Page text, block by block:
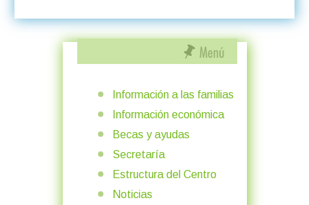
Información a las familias
Información económica
Becas y ayudas
Secretaría
Estructura del Centro
Noticias